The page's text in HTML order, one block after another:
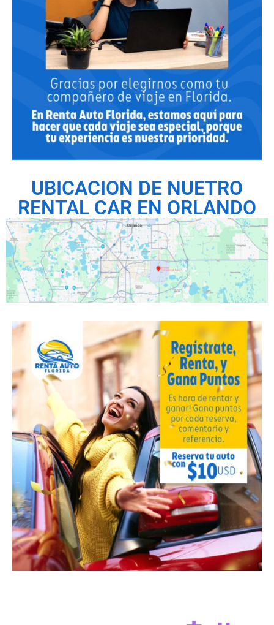
UBICACION DE NUETRO
RENTAL CAR EN ORLANDO